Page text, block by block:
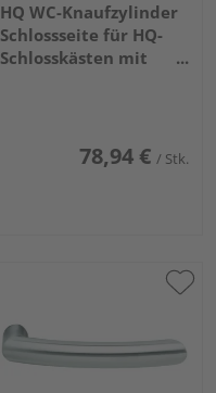
HQ WC-Knaufzylinder
Schlossseite für HQ-
Schlosskästen mit
78,94 € / Stk.